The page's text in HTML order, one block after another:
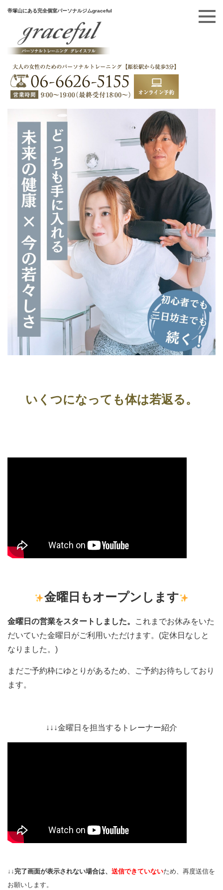
帝塚山にある完全個室パーソナルジムgraceful
いくつになっても体は若返る。
金曜日もオープンします
金曜日の営業をスタートしました。
これまでお休みをいた
だいていた金曜日がご利用いただけます。(定休日なしと
なりました。)
まだご予約枠にゆとりがあるため、ご予約お待ちしており
ます。
↓↓↓金曜日を担当するトレーナー紹介
↓↓完了画面が表示されない場合は、 送信できていないため、再度送信を
お願いします。